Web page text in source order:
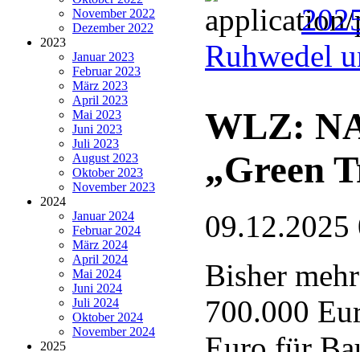
November 2022
Dezember 2022
2023
Januar 2023
Februar 2023
März 2023
April 2023
Mai 2023
Juni 2023
Juli 2023
August 2023
Oktober 2023
November 2023
2024
Januar 2024
Februar 2024
März 2024
April 2024
Mai 2024
Juni 2024
Juli 2024
Oktober 2024
November 2024
2025
Ruhwedel
WLZ:
„Green
09.12.2025
Bisher
700.000